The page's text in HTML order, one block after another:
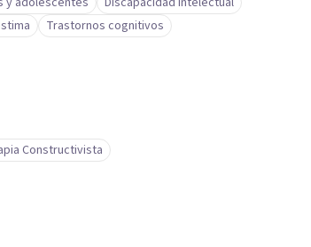
Trastornos cognitivos
Constructivista